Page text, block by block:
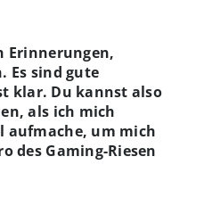
Erinnerungen,
Es sind gute
klar. Du kannst also
als ich mich
aufmache, um mich
des Gaming-Riesen